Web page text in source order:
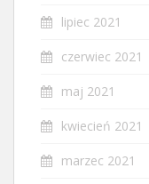
lipiec 2021
czerwiec 2021
maj 2021
kwiecień 2021
marzec 2021